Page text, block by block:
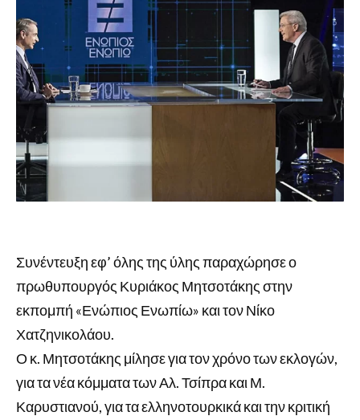
Συνέντευξη εφ’ όλης της ύλης παραχώρησε ο
πρωθυπουργός Κυριάκος Μητσοτάκης στην
εκπομπή «Ενώπιος Ενωπίω» και τον Νίκο
Χατζηνικολάου.
Ο κ. Μητσοτάκης μίλησε για τον χρόνο των εκλογών,
για τα νέα κόμματα των Αλ. Τσίπρα και Μ.
Καρυστιανού, για τα ελληνοτουρκικά και την κριτική